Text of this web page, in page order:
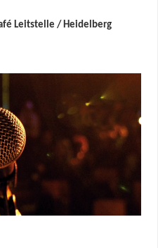
Leitstelle / Heidelberg